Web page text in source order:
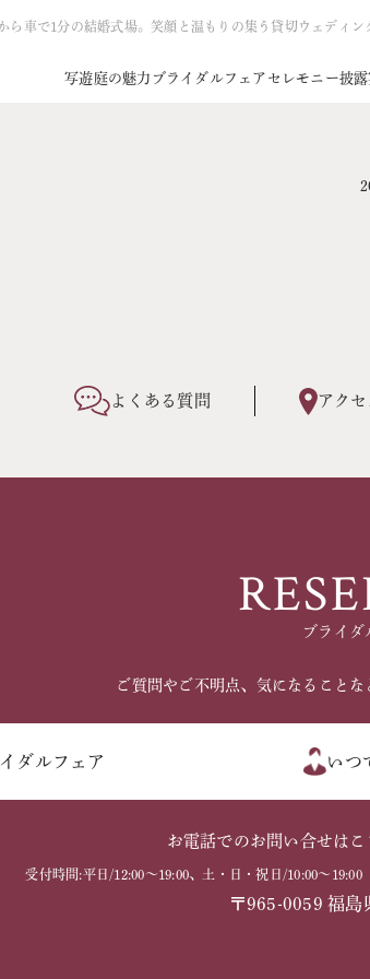
ら車で1分の結婚式場。笑顔と温もりの集う貸切ウェディン
写遊庭の魅力 ブライダルフェア セレモニー披
よくある質問 アクセ
ブライダ
ご質問やご不明点、気になること
ダルフェア いつ
お電話でのお問い合せはこ
受付時間:平日/12:00～19:00、土・日・祝日/10:00～
〒965-0059 福島